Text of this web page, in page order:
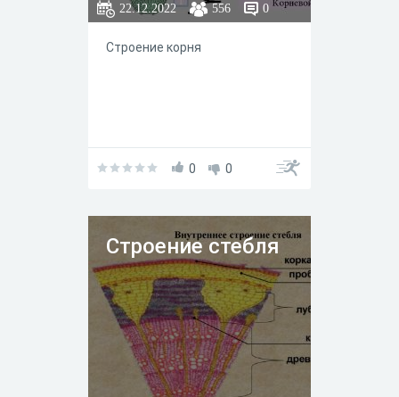
22.12.2022 556 0
Строение корня ᅠ ᅠ ᅠ ᅠ ᅠ ᅠ
0 0
Строение стебля